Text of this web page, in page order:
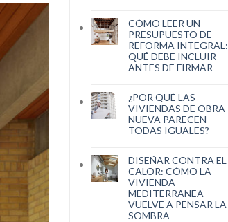
CÓMO LEER UN
PRESUPUESTO DE
REFORMA INTEGRAL:
QUÉ DEBE INCLUIR
ANTES DE FIRMAR
¿POR QUÉ LAS
VIVIENDAS DE OBRA
NUEVA PARECEN
TODAS IGUALES?
DISEÑAR CONTRA EL
CALOR: CÓMO LA
VIVIENDA
MEDITERRANEA
VUELVE A PENSAR LA
SOMBRA